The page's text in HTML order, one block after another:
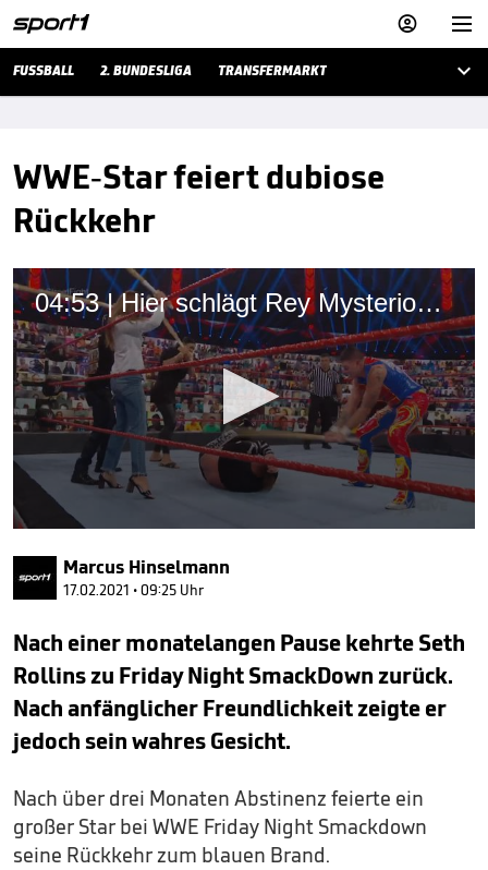


FUSSBALL 2. BUNDESLIGA TRANSFERMARKT 
WWE-Star feiert dubiose
Rückkehr
04:53 | Hier schlägt Rey Mysterios Tochter zu
seconds
of
minutes,
seconds
Marcus Hinselmann
17.02.2021 • 09:25 Uhr
Nach einer monatelangen Pause kehrte Seth
Rollins zu Friday Night SmackDown zurück.
Nach anfänglicher Freundlichkeit zeigte er
jedoch sein wahres Gesicht.
Nach über drei Monaten Abstinenz feierte ein
großer Star bei WWE Friday Night Smackdown
seine Rückkehr zum blauen Brand.